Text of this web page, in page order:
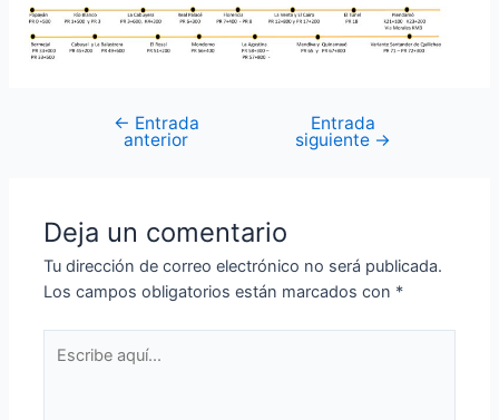
← Entrada
anterior
Entrada
siguiente →
Deja un comentario
Tu dirección de correo electrónico no será publicada.
Los campos obligatorios están marcados con *